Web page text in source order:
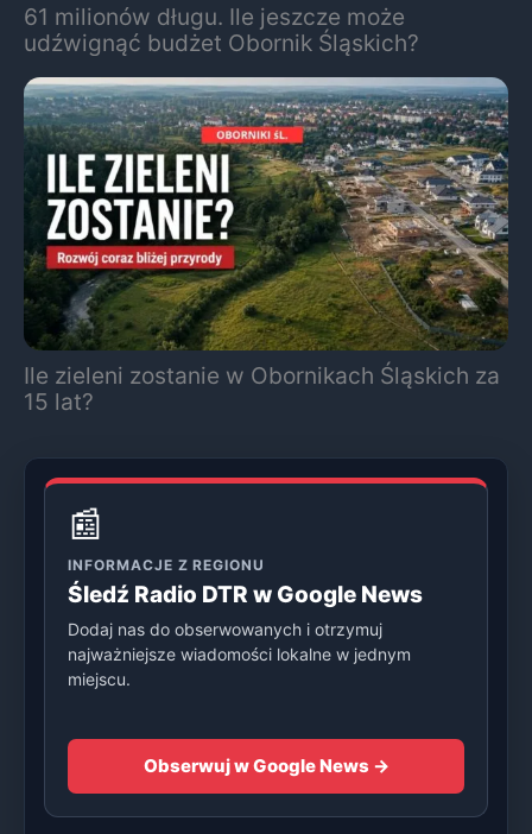
61 milionów długu. Ile jeszcze może
udźwignąć budżet Obornik Śląskich?
Ile zieleni zostanie w Obornikach Śląskich za
15 lat?
📰
INFORMACJE Z REGIONU
Śledź Radio DTR w Google News
Dodaj nas do obserwowanych i otrzymuj
najważniejsze wiadomości lokalne w jednym
miejscu.
Obserwuj w Google News →